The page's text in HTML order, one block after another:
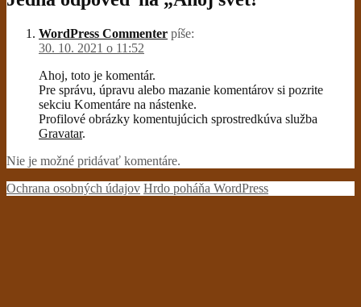
WordPress Commenter píše:
30. 10. 2021 o 11:52
Ahoj, toto je komentár.
Pre správu, úpravu alebo mazanie komentárov si pozrite
sekciu Komentáre na nástenke.
Profilové obrázky komentujúcich sprostredkúva služba
Gravatar.
Nie je možné pridávať komentáre.
Ochrana osobných údajov Hrdo poháňa WordPress